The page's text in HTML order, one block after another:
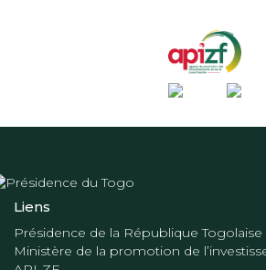
Liens
Présidence de la République Togolaise
Ministère de la promotion de